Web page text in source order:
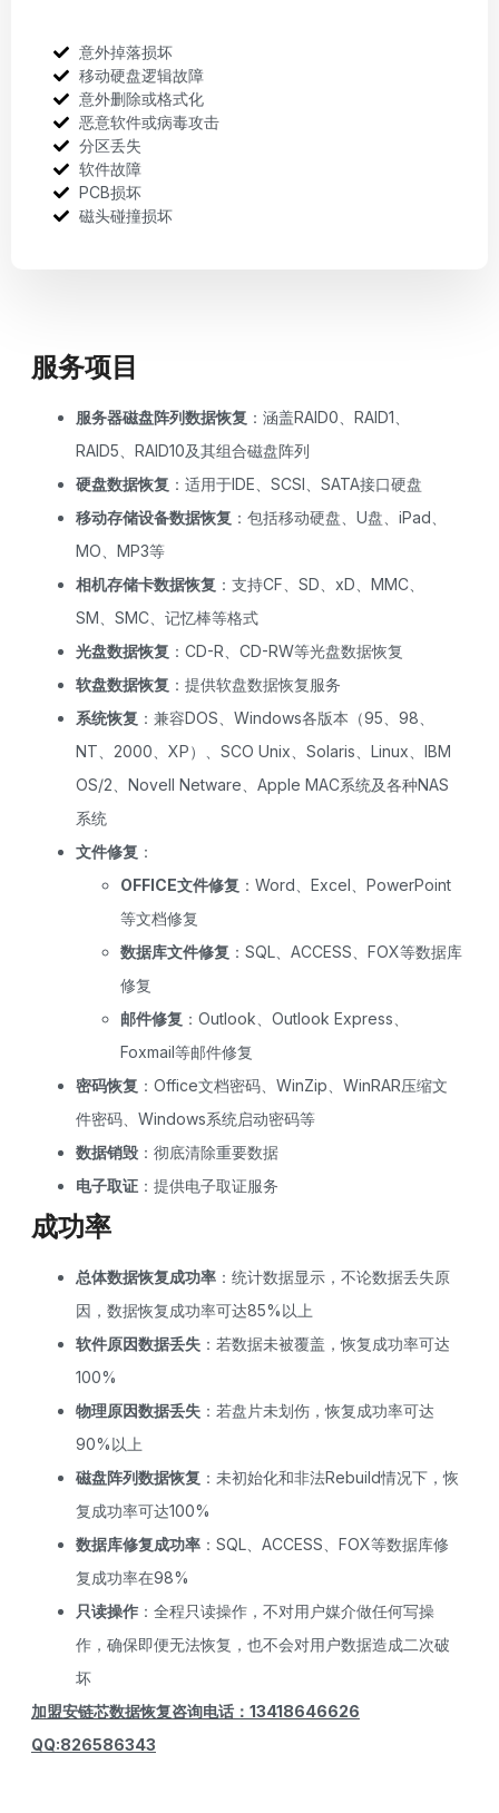
意外掉落损坏
移动硬盘逻辑故障
意外删除或格式化
恶意软件或病毒攻击
分区丢失
软件故障
PCB损坏
磁头碰撞损坏
服务项目
服务器磁盘阵列数据恢复 ：涵盖RAID0、RAID1、
RAID5、RAID10及其组合磁盘阵列
硬盘数据恢复 ：适用于IDE、SCSI、SATA接口硬盘
移动存储设备数据恢复 ：包括移动硬盘、U盘、iPad、
MO、MP3等
相机存储卡数据恢复 ：支持CF、SD、xD、MMC、
SM、SMC、记忆棒等格式
光盘数据恢复 ：CD-R、CD-RW等光盘数据恢复
软盘数据恢复 ：提供软盘数据恢复服务
系统恢复 ：兼容DOS、Windows各版本（95、98、
NT、2000、XP）、SCO Unix、Solaris、Linux、IBM
OS/2、Novell Netware、Apple MAC系统及各种NAS
系统
文件修复 ：
OFFICE文件修复 ：Word、Excel、PowerPoint
等文档修复
数据库文件修复 ：SQL、ACCESS、FOX等数据库
修复
邮件修复 ：Outlook、Outlook Express、
Foxmail等邮件修复
密码恢复 ：Office文档密码、WinZip、WinRAR压缩文
件密码、Windows系统启动密码等
数据销毁 ：彻底清除重要数据
电子取证 ：提供电子取证服务
成功率
总体数据恢复成功率 ：统计数据显示，不论数据丢失原
因，数据恢复成功率可达85%以上
软件原因数据丢失 ：若数据未被覆盖，恢复成功率可达
100%
物理原因数据丢失 ：若盘片未划伤，恢复成功率可达
90%以上
磁盘阵列数据恢复 ：未初始化和非法Rebuild情况下，恢
复成功率可达100%
数据库修复成功率 ：SQL、ACCESS、FOX等数据库修
复成功率在98%
只读操作 ：全程只读操作，不对用户媒介做任何写操
作，确保即便无法恢复，也不会对用户数据造成二次破
坏
加盟安链芯数据恢复咨询电话：13418646626
QQ:826586343